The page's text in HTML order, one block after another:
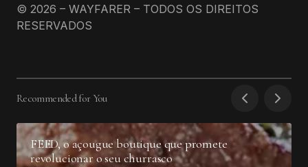
© 2026 – WAYFARER – TODOS OS DIREITOS
RESERVADOS
Recommended for You
FEED, o açougue boutique que promete
revolucionar o seu churrasco